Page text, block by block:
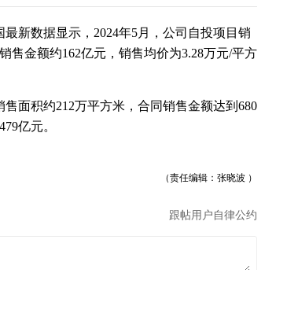
最新数据显示，2024年5月，公司自投项目销
售金额约162亿元，销售均价为3.28万元/平方
面积约212万平方米，合同销售金额达到680
亿元。
（责任编辑：张晓波 ）
跟帖用户自律公约